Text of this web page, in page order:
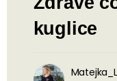
kuglice